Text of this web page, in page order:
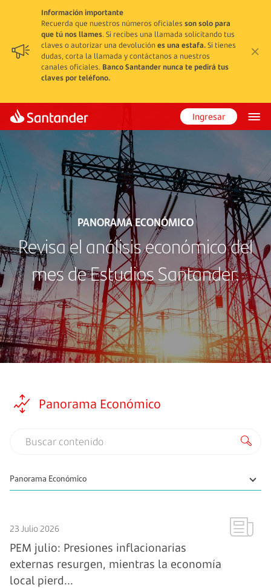
Información importante
Recuerda que nuestros números oficiales son solo para
que tú nos llames. Si recibes una llamada solicitando tus
claves o autorizar una devoluciónes una estafa.Si tienes
dudas, corta la llamada y contáctanos a nuestros
canales oficiales. Banco Santander nunca te pedirá tus
claves por teléfono.
Ingresar
PANORAMA ECONÓMICO
Revisa el análisis económico del
mes de Estudios Santander.
Panorama Económico
23 Julio 2026
PEM julio: Presiones inflacionarias
externas resurgen, mientras la economía
local pierd...